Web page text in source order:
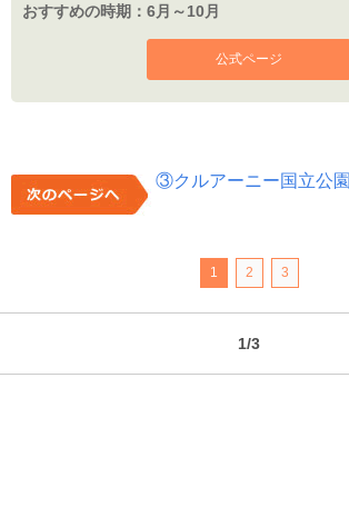
おすすめの時期： 6月～10月
公式ページ
③クルアーニー国立公園
1 2 3
1/3